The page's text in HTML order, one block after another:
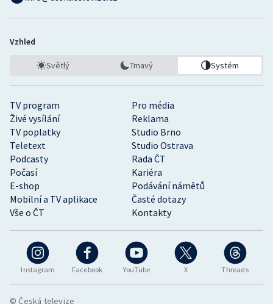
Instagram Facebook YouTube X Threads
TV program
Pro média
Živé vysílání
Reklama
TV poplatky
Studio Brno
Teletext
Studio Ostrava
Podcasty
Rada ČT
Počasí
Kariéra
E-shop
Podávání námětů
Mobilní a TV aplikace
Časté dotazy
Vše o ČT
Kontakty
Vzhled
Světlý Tmavý Systém
© Česká televize